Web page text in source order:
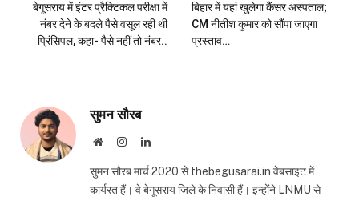
बेगूसराय में इंटर प्रैक्टिकल परीक्षा में
नंबर देने के बदले पैसे वसूल रही थी
प्रिंसिपल, कहा- पैसे नहीं तो नंबर..
बिहार में यहां खुलेगा कैंसर अस्पताल;
CM नीतीश कुमार को सौंपा जाएगा
प्रस्ताव…
सुमन सौरब
WebsiteInstagramLinkedIn
सुमन सौरब मार्च 2020 से thebegusarai.in वेबसाइट में
कार्यरत हैं। वे बेगूसराय जिले के निवासी हैं। इन्होंने LNMU से